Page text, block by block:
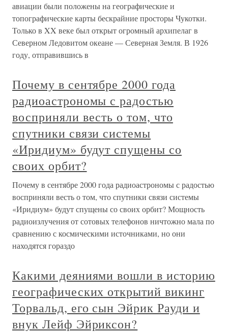
авиации были положены на географические и
топографические карты бескрайние просторы Чукотки.
Только в XX веке был открыт огромный архипелаг в
Северном Ледовитом океане — Северная Земля. В 1926
году, отправившись в
Почему в сентябре 2000 года
радиоастрономы с радостью
восприняли весть о том, что
спутники связи системы
«Иридиум» будут спущены со
своих орбит?
Почему в сентябре 2000 года радиоастрономы с радостью
восприняли весть о том, что спутники связи системы
«Иридиум» будут спущены со своих орбит? Мощность
радиоизлучения от сотовых телефонов ничтожно мала по
сравнению с космическими источниками, но они
находятся гораздо
Какими деяниями вошли в историю
географических открытий викинг
Торвальд, его сын Эйрик Рауди и
внук Лейф Эйриксон?